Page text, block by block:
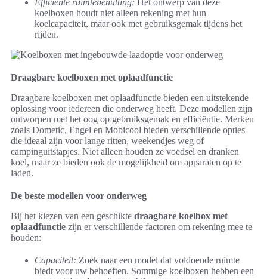
Efficiënte ruimtebenutting: Het ontwerp van deze
koelboxen houdt niet alleen rekening met hun
koelcapaciteit, maar ook met gebruiksgemak tijdens het
rijden.
Draagbare koelboxen met oplaadfunctie
Draagbare koelboxen met oplaadfunctie bieden een uitstekende
oplossing voor iedereen die onderweg heeft. Deze modellen zijn
ontworpen met het oog op gebruiksgemak en efficiëntie. Merken
zoals Dometic, Engel en Mobicool bieden verschillende opties
die ideaal zijn voor lange ritten, weekendjes weg of
campinguitstapjes. Niet alleen houden ze voedsel en dranken
koel, maar ze bieden ook de mogelijkheid om apparaten op te
laden.
De beste modellen voor onderweg
Bij het kiezen van een geschikte draagbare koelbox met
oplaadfunctie zijn er verschillende factoren om rekening mee te
houden:
Capaciteit: Zoek naar een model dat voldoende ruimte
biedt voor uw behoeften. Sommige koelboxen hebben een